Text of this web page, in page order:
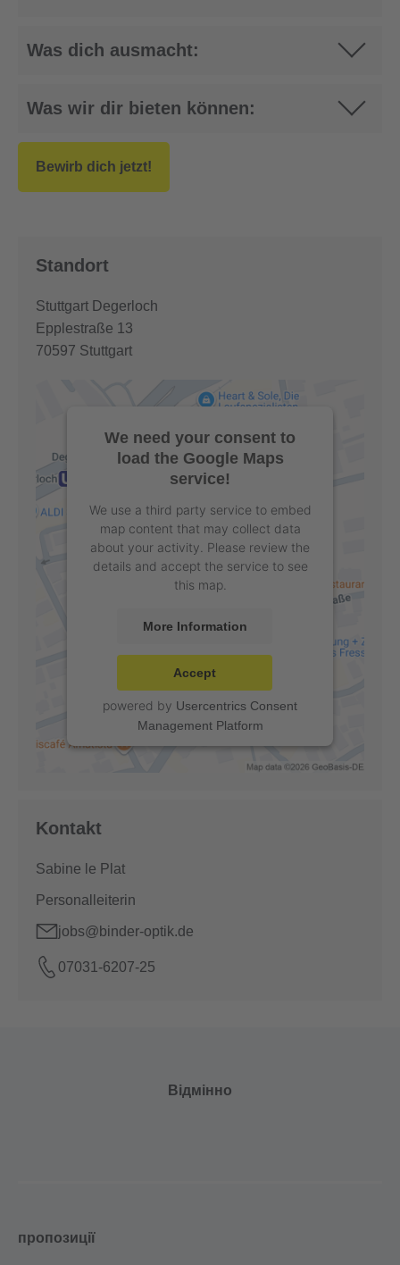
Standort
Stuttgart Degerloch
Epplestraße 13
70597 Stuttgart
We need your consent to
load the Google Maps
service!
We use a third party service to embed
map content that may collect data
about your activity. Please review the
details and accept the service to see
this map.
More Information
Accept
powered by Usercentrics Consent
Management Platform
Kontakt
Sabine le Plat
Personalleiterin
jobs@binder-optik.de
07031-6207-25
Was dich ausmacht:
Was wir dir bieten können:
Bewirb dich jetzt!
Відмінно
пропозиції